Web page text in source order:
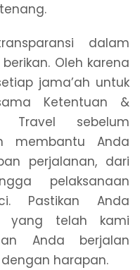
dalam
Oleh karena
jama’ah untuk
Ketentuan &
Travel sebelum
membantu Anda
perjalanan, dari
pelaksanaan
Pastikan Anda
yang telah kami
Anda berjalan
harapan.